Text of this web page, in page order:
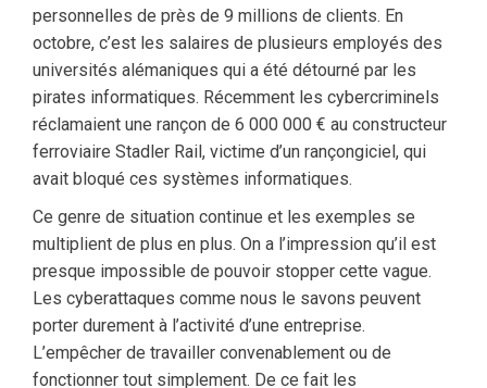
personnelles de près de 9 millions de clients. En
octobre, c’est les salaires de plusieurs employés des
universités alémaniques qui a été détourné par les
pirates informatiques. Récemment les cybercriminels
réclamaient une rançon de 6 000 000 € au constructeur
ferroviaire Stadler Rail, victime d’un rançongiciel, qui
avait bloqué ces systèmes informatiques.
Ce genre de situation continue et les exemples se
multiplient de plus en plus. On a l’impression qu’il est
presque impossible de pouvoir stopper cette vague.
Les cyberattaques comme nous le savons peuvent
porter durement à l’activité d’une entreprise.
L’empêcher de travailler convenablement ou de
fonctionner tout simplement. De ce fait les